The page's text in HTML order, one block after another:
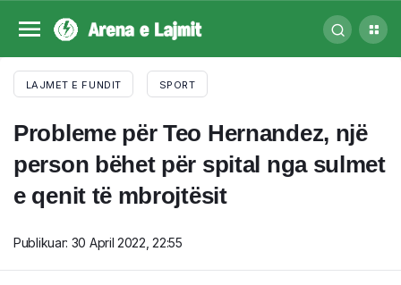
LAJMET E FUNDIT SPORT
Probleme për Teo Hernandez, një
person bëhet për spital nga sulmet
e qenit të mbrojtësit
Publikuar: 30 April 2022, 22:55